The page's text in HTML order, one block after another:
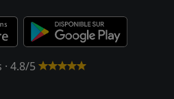
4.8/5